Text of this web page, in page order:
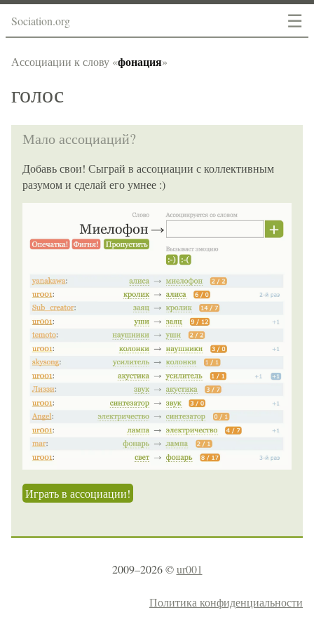
☰
Sociation.org
Ассоциации к слову «фонация»
голос
Мало ассоциаций?
Добавь свои! Сыграй в ассоциации с коллективным
разумом и сделай его умнее :)
Играть в ассоциации!
2009–2026 ©ur001
Политика конфиденциальности